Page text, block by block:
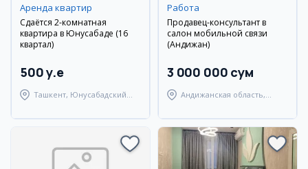
Аренда квартир
Сдаётся 2-комнатная
квартира в Юнусабаде (16
квартал)
500 y.e
Ташкент, Юнусабадский
Работа
Продавец-консультант в
салон мобильной связи
(Андижан)
3 000 000 сум
Андижанская область,